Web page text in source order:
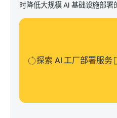
时降低大规模 AI 基础设施部署
探索 AI 工厂部署服务
探索 AI 工厂部署服务